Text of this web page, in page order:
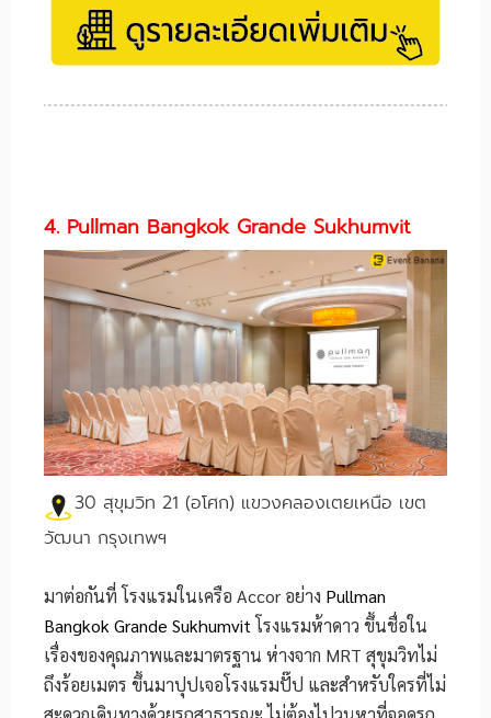
4. Pullman Bangkok Grande Sukhumvit
30 สุขุมวิท 21 (อโศก) แขวงคลองเตยเหนือ เขต
วัฒนา กรุงเทพฯ
มาต่อกันที่ โรงแรมในเครือ Accor อย่าง Pullman
Bangkok Grande Sukhumvitโรงแรมห้าดาว ขึ้นชื่อใน
เรื่องของคุณภาพและมาตรฐาน ห่างจาก MRT สุขุมวิทไม่
ถึงร้อยเมตร ขึ้นมาปุปเจอโรงแรมปั๊ป และสำหรับใครที่ไม่